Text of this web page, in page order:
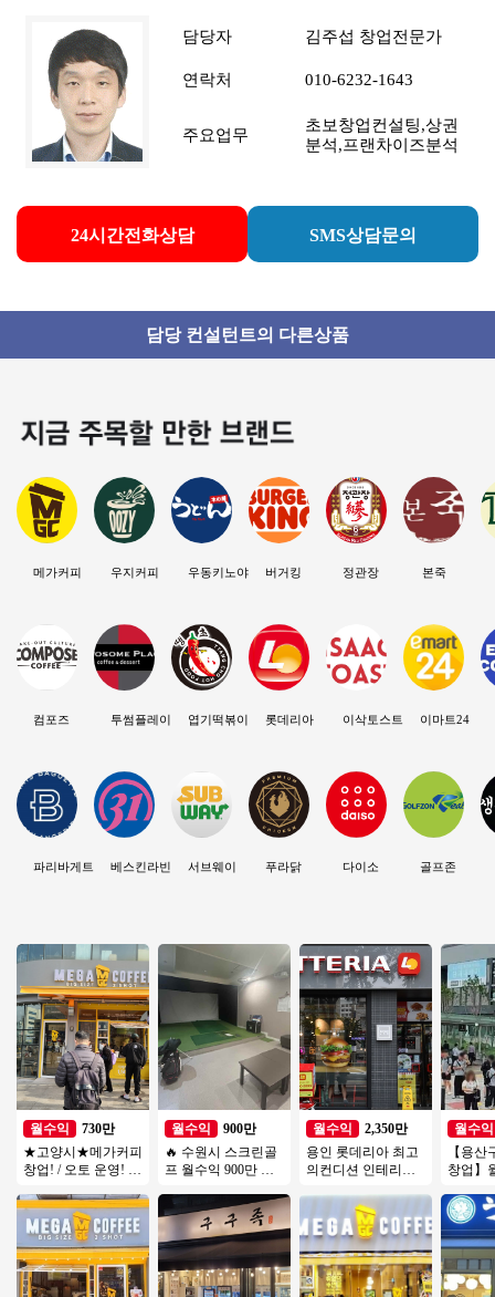
담당자 김주섭 창업전문가
연락처 010-6232-1643
주요업무
초보창업컨설팅,상권
분석,프랜차이즈분석
24시간전화상담 SMS상담문의
담당 컨설턴트의 다른상품
메가커피
컴포즈
파리바게트
우지커피
투썸플레이스
베스킨라빈스
우동키노야
엽기떡볶이
서브웨이
버거킹
롯데리아
푸라닭
정관장
이삭토스트
다이소
본죽
이마트24
골프존
월수익
730만
★고양시★메가커피
창업! / 오토 운영! /
간 인건비 절감
월수익
900만
🔥 수원시 스크린골
프 월수익 900만 ▶
환급성○
월수익
2,350만
용인 롯데리아 최고
의컨디션 인테리어
아 양도양수 진행합
니다
월수익
【용산
창업】
양도양